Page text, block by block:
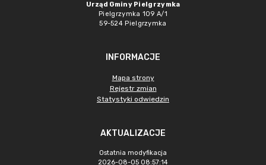
Urząd Gminy Pielgrzymka
Pielgrzymka 109 A/1
59-524 Pielgrzymka
INFORMACJE
Mapa strony
Rejestr zmian
Statystyki odwiedzin
AKTUALIZACJE
Ostatnia modyfikacja
2026-08-05 08:57:14